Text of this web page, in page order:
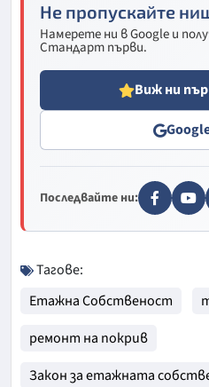
Не пропускайте
Намерете ни в Google и
Стандарт първи.
Виж ни
Последвайте ни:
Тагове:
Етажна Собственост
ремонт на покрив
Закон за етажната